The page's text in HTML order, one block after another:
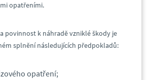
opatřeními.
povinnost k náhradě vzniklé škody je
splnění následujících předpokladů:
opatření;